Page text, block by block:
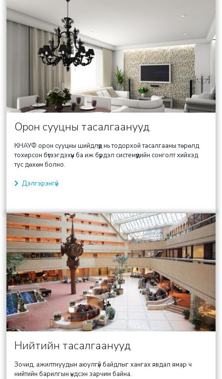
Орон сууцны тасалгаанууд
КНАУФ орон сууцны шийдлүүд нь тодорхой тасалгааны төрөлд
тохирсон бүтээгдэхүүн ба иж бүрдэл системүүдийн сонголт хийхэд
тус дөхөм болно.
Дэлгэрэнгүй
Нийтийн тасалгаанууд
Зочид, ажилтнуудын аюулгүй байдлыг хангах явдал ямар ч
нийтийн барилгын үндсэн зарчим байна.